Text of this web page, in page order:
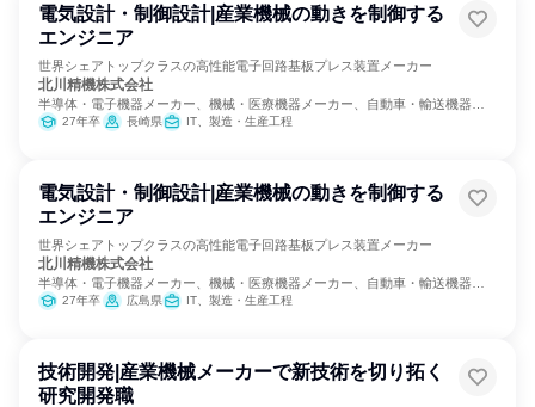
電気設計・制御設計|産業機械の動きを制御する
エンジニア
世界シェアトップクラスの高性能電子回路基板プレス装置メーカー
北川精機株式会社
半導体・電子機器メーカー、機械・医療機器メーカー、自動車・輸送機器メ
ーカー27年卒 長崎県 IT、製造・生産工程
電気設計・制御設計|産業機械の動きを制御する
エンジニア
世界シェアトップクラスの高性能電子回路基板プレス装置メーカー
北川精機株式会社
半導体・電子機器メーカー、機械・医療機器メーカー、自動車・輸送機器メ
ーカー27年卒 広島県 IT、製造・生産工程
技術開発|産業機械メーカーで新技術を切り拓く
研究開発職